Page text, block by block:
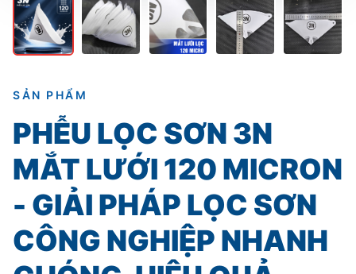
SẢN PHẨM
PHỄU LỌC SƠN 3N
MẮT LƯỚI 120 MICRON
- GIẢI PHÁP LỌC SƠN
CÔNG NGHIỆP NHANH